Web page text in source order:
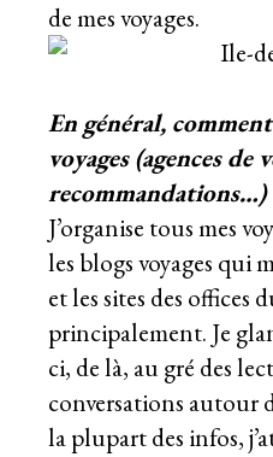
de mes voyages.
En général,
voyages (agences de
recommandations…)
J’organise tous mes
les blogs voyages qui
et les sites des offices
principalement. Je
ci, de là, au gré des
conversations autour
la plupart des infos,